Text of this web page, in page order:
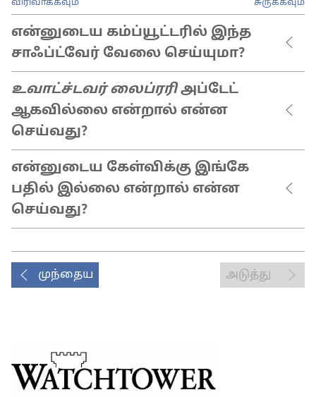
விரிவாக்கவும் சுருக்கவும்
என்னுடைய கம்ப்யூட்டரில் இந்த
சாஃப்ட்வேர் வேலை செய்யுமா?
உவாட்ச்டவர் லைப்ரரிஅப்டேட்
ஆகவில்லை என்றால் என்ன
செய்வது?
என்னுடைய கேள்விக்கு இங்கே
பதில் இல்லை என்றால் என்ன
செய்வது?
முந்தைய அடுத்து